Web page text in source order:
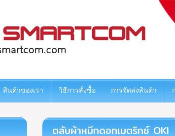
สินค้าของเรา วิธีการสั่งซื้อ การจัดส่งสินค้า
ตลับผ้าหมึกดอทเมตริกซ์ OKI